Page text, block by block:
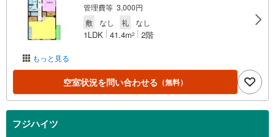
もっと見る
管理費等 3,000円
敷
なし 礼 なし
1LDK 41.4m2 2階
空室状況を問い合わせる （無料）
フジハイツ